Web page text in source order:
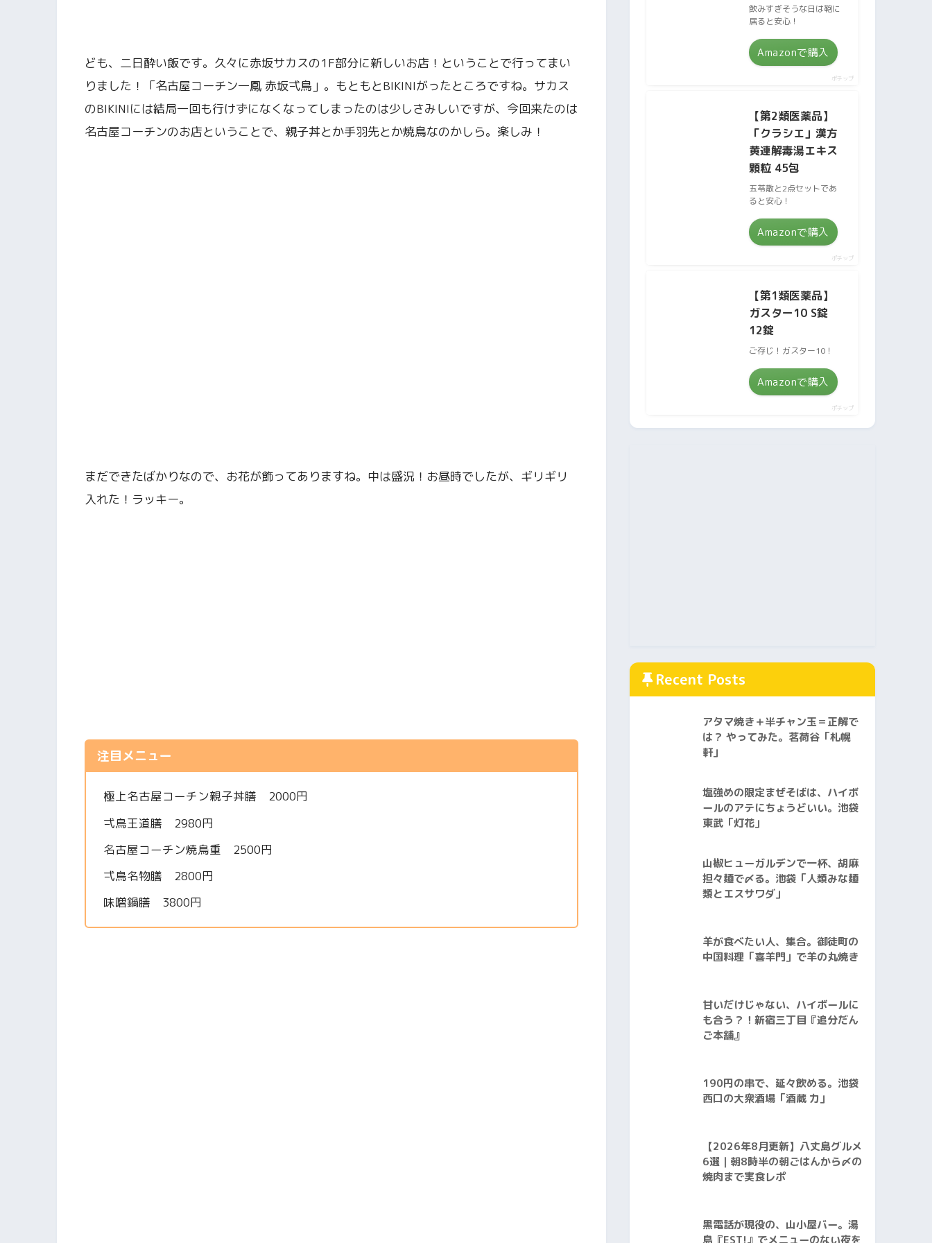
ども、二日酔い飯です。久々に赤坂サカスの1F部分に新しいお店！ということで行ってまい
りました！「名古屋コーチン一鳳 赤坂弌鳥」。もともとBIKINIがったところですね。サカス
のBIKINIには結局一回も行けずになくなってしまったのは少しさみしいですが、今回来たのは
名古屋コーチンのお店ということで、親子丼とか手羽先とか焼鳥なのかしら。楽しみ！
まだできたばかりなので、お花が飾ってありますね。中は盛況！お昼時でしたが、ギリギリ
入れた！ラッキー。
注目メニュー
極上名古屋コーチン親子丼膳 2000円
弌鳥王道膳 2980円
名古屋コーチン焼鳥重 2500円
弌鳥名物膳 2800円
味噌鍋膳 3800円
飲みすぎそうな日は鞄に
居ると安心！
Amazonで購入
ポチップ
【第2類医薬品】
「クラシエ」漢方
黄連解毒湯エキス
顆粒 45包
五苓散と2点セットであ
ると安心！
Amazonで購入
ポチップ
【第1類医薬品】
ガスター10 S錠
12錠
ご存じ！ガスター10！
Amazonで購入
ポチップ
Recent Posts
アタマ焼き＋半チャン玉＝正解で
は？ やってみた。茗荷谷「札幌
軒」
塩強めの限定まぜそばは、ハイボ
ールのアテにちょうどいい。池袋
東武「灯花」
山椒ヒューガルデンで一杯、胡麻
担々麺で〆る。池袋「人類みな麺
類とエスサワダ」
羊が食べたい人、集合。御徒町の
中国料理「喜羊門」で羊の丸焼き
甘いだけじゃない、ハイボールに
も合う？！新宿三丁目『追分だん
ご本舗』
190円の串で、延々飲める。池袋
西口の大衆酒場「酒蔵 力」
【2026年8月更新】八丈島グルメ
6選｜朝8時半の朝ごはんから〆の
焼肉まで実食レポ
黒電話が現役の、山小屋バー。湯